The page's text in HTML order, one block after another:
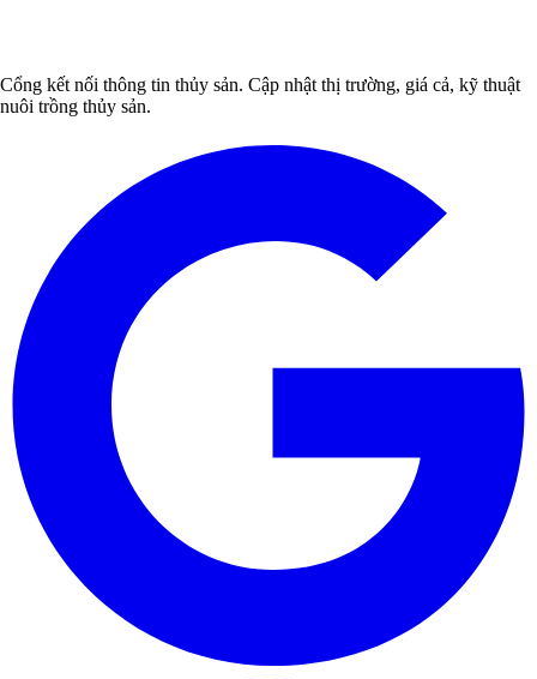
Cổng kết nối thông tin thủy sản. Cập nhật thị trường, giá cả, kỹ thuật
nuôi trồng thủy sản.